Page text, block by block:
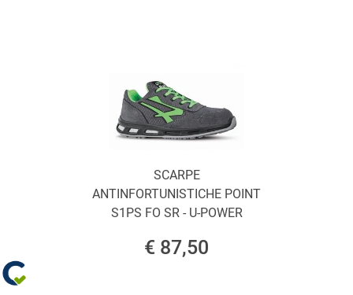
SCARPE
ANTINFORTUNISTICHE POINT
S1PS FO SR - U-POWER
€ 87,50